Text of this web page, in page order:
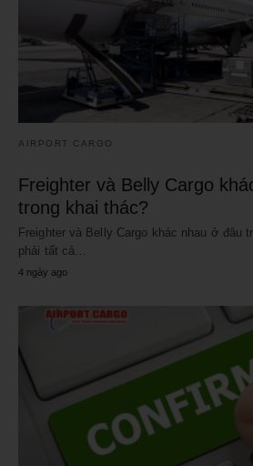
AIRPORT CARGO
Freighter và Belly Cargo
trong khai thác?
Freighter và Belly Cargo khác nhau ở đâu
phải tất cả…
4 ngày ago